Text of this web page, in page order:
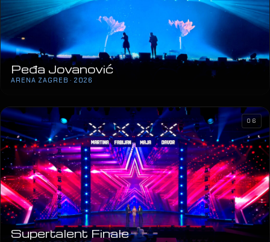
Peđa Jovanović
ARENA ZAGREB · 2026
Supertalent Finale
06